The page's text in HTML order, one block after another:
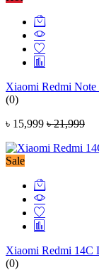
Xiaomi Redmi
(0)
৳ 15,999 ৳ 21,999
Sale
Xiaomi Redmi 14C
(0)